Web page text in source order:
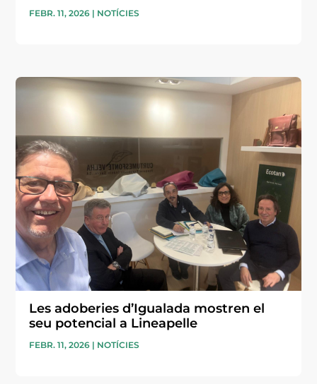
FEBR. 11, 2026 | NOTÍCIES
Les adoberies d’Igualada mostren el
seu potencial a Lineapelle
FEBR. 11, 2026 | NOTÍCIES